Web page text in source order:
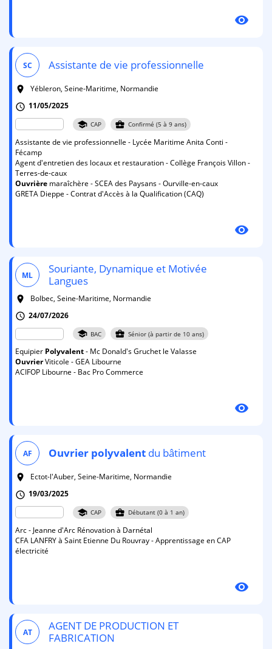
visibility
SC Assistante de vie professionnelle
room
Yébleron, Seine-Maritime, Normandie
schedule 11/05/2025
school CAP business_center Confirmé (5 à 9 ans)
Assistante de vie professionnelle - Lycée Maritime Anita Conti -
Fécamp
Agent d'entretien des locaux et restauration - Collège François Villon -
Terres-de-caux
Ouvrière maraîchère - SCEA des Paysans - Ourville-en-caux
GRETA Dieppe - Contrat d'Accès à la Qualification (CAQ)
visibility
ML
Souriante, Dynamique et Motivée
Langues
room
Bolbec, Seine-Maritime, Normandie
schedule 24/07/2026
school BAC business_center Sénior (à partir de 10 ans)
Equipier Polyvalent- Mc Donald's Gruchet le Valasse
OuvrierViticole - GEA Libourne
ACIFOP Libourne - Bac Pro Commerce
visibility
AF Ouvrier polyvalent du bâtiment
room
Ectot-l'Auber, Seine-Maritime, Normandie
schedule 19/03/2025
school CAP business_center Débutant (0 à 1 an)
Arc - Jeanne d'Arc Rénovation à Darnétal
CFA LANFRY à Saint Etienne Du Rouvray - Apprentissage en CAP
électricité
visibility
AT
AGENT DE PRODUCTION ET
FABRICATION